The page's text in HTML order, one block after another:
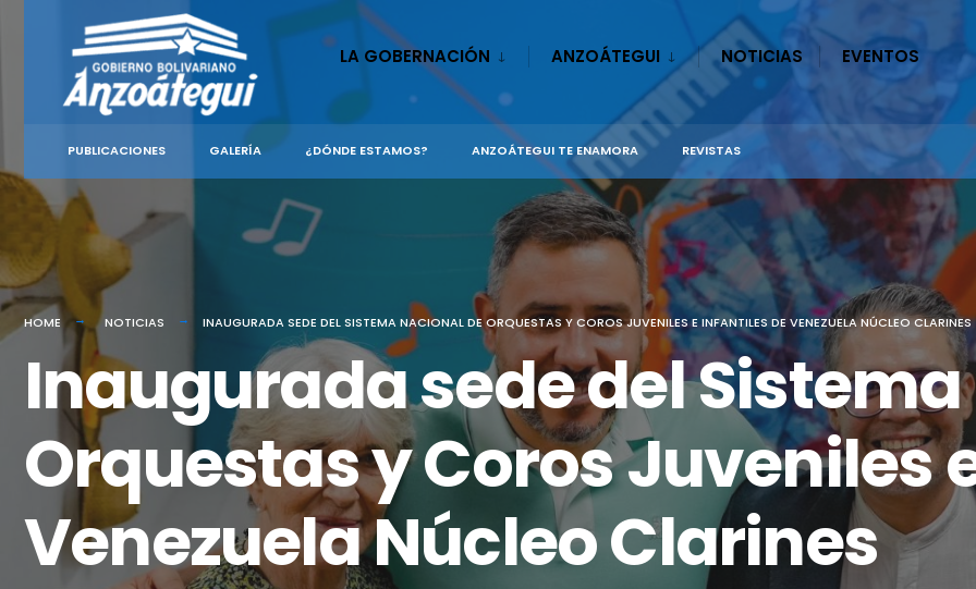
content
LA GOBERNACIÓN ANZOÁTEGUI NOTICIAS EVENTOS
PUBLICACIONES GALERÍA ¿DÓNDE ESTAMOS? ANZOÁTEGUI TE ENAMORA REVISTAS
HOME NOTICIAS INAUGURADA SEDE DEL SISTEMA NACIONAL DE ORQUESTAS Y COROS JUVENILES E INFANTILES DE VENEZUELA NÚCLEO CLARINES
Inaugurada sede del
Orquestas y Coros Juveniles
Venezuela Núcleo Clarines